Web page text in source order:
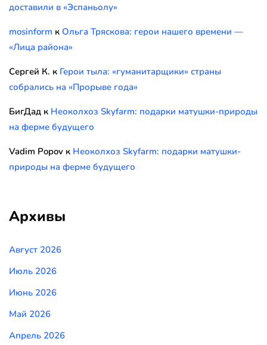
доставили в «Эспаньолу»
mosinform к Ольга Тряскова: герои нашего времени —
«Лица района»
Сергей К. к Герои тыла: «гуманитарщики» страны
собрались на «Прорыве года»
БигДад к Неоколхоз Skyfarm: подарки матушки-природы
на ферме будущего
Vadim Popov к Неоколхоз Skyfarm: подарки матушки-
природы на ферме будущего
Архивы
Август 2026
Июль 2026
Июнь 2026
Май 2026
Апрель 2026